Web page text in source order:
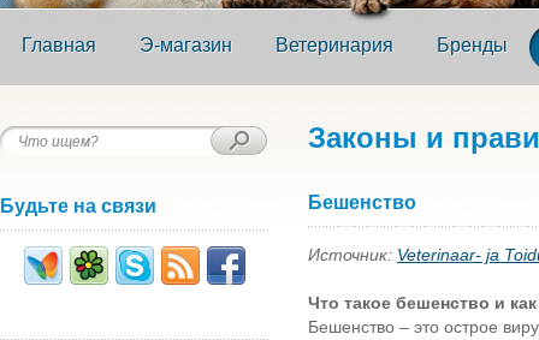
Главная Э-магазин Ветеринария Бренды
Будьте на связи
Законы и
Бешенство
Источник: Veterinaar- ja
Что такое бешенство и
Бешенство – это острое